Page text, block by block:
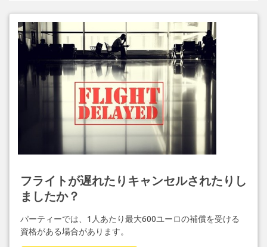
フライトが遅れたりキャンセルされたりし
ましたか？
パーティーでは、1人あたり最大600ユーロの補償を受ける
資格がある場合があります。